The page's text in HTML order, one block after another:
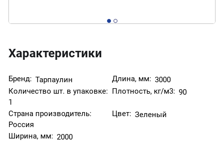
Характеристики
Бренд: Тарпаулин Длина, мм: 3000
Количество шт. в упаковке:
1
Плотность, кг/м3: 90
Страна производитель:
Россия
Цвет: Зеленый
Ширина, мм: 2000